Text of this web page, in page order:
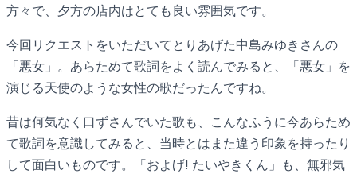
方々で、夕方の店内はとても良い雰囲気です。
今回リクエストをいただいてとりあげた中島みゆきさんの
「悪女」。あらためて歌詞をよく読んでみると、「悪女」を
演じる天使のような女性の歌だったんですね。
昔は何気なく口ずさんでいた歌も、こんなふうに今あらため
て歌詞を意識してみると、当時とはまた違う印象を持ったり
して面白いものです。「およげ! たいやきくん」も、無邪気